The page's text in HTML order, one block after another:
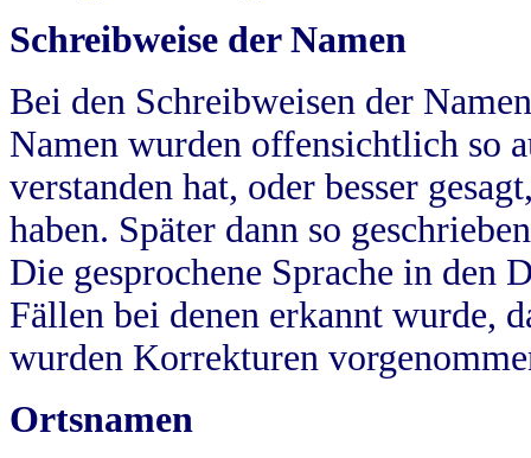
Schreibweise der Namen
Bei den Schreibweisen der
Namen wurden offensichtlich so
verstanden hat, oder besser
haben. Später dann so
Die gesprochene Sprache in
Fällen bei denen erkannt wurde,
wurden Korrekturen
Ortsnamen